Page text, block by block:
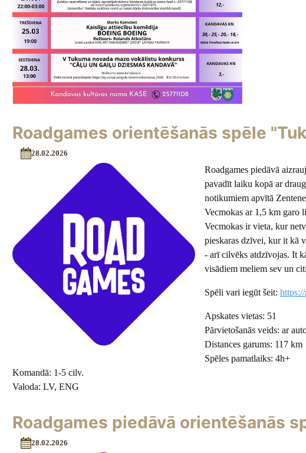
Roadgames orientēšanās spēle
28.02.2026
Roadgames piedāvā
pavadīt laiku kopā ar
notikumiem apvītā
Vecmokas ar 1,5 km garo
Vecmokas ir vieta, kur
pieskaras dzīvei, kur it kā
- arī cilvēks atdzīvojas. It
visādiem meliem sev un
Spēli vari iegūt šeit:
Apskates vietas: 51
Pārvietošanās veids: ar
Distances garums: 117 km
Spēles pamatlaiks: 4h+
Komandā: 1-5 cilv.
Valoda: LV, ENG
Roadgames piedāvā orientēšanās
28.02.2026